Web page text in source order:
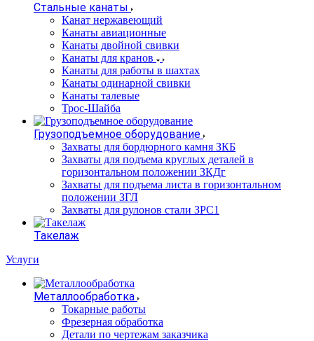
Стальные канаты
Канат нержавеющий
Канаты авиационные
Канаты двойной свивки
Канаты для кранов
Канаты для работы в шахтах
Канаты одинарной свивки
Канаты талевые
Трос-Шайба
Грузоподъемное оборудование
Захваты для бордюрного камня ЗКБ
Захваты для подъема круглых деталей в
горизонтальном положении ЗКДг
Захваты для подъема листа в горизонтальном
положении ЗГЛ
Захваты для рулонов стали ЗРС1
Такелаж
Услуги
Металлообработка
Токарные работы
Фрезерная обработка
Детали по чертежам заказчика